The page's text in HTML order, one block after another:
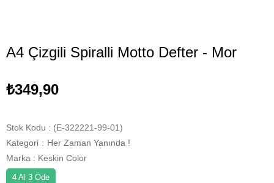
A4 Çizgili Spiralli Motto Defter - Mor
₺349,90
Stok Kodu
(E-322221-99-01)
Kategori : Her Zaman Yanında !
Marka : Keskin Color
4 Al 3 Öde